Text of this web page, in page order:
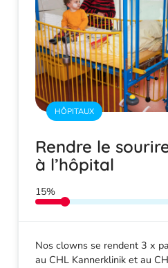
HÔPITAUX
Rendre le
à l’hôpital
Nos clowns se rendent 3 x
au CHL Kannerklinik et au
15%